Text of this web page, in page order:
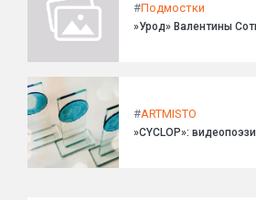
#Подмостки
»Урод» Валентины
#ARTMISTO
»CYCLOP»: